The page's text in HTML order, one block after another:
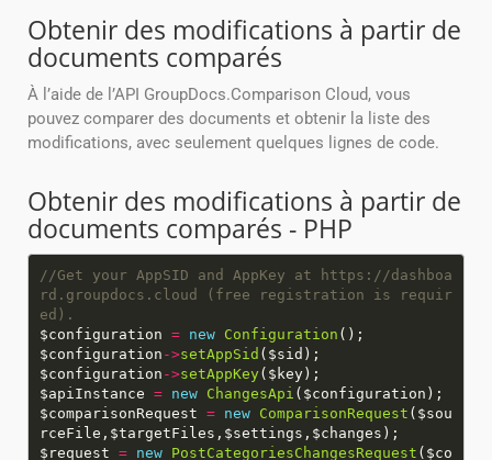
Obtenir des modifications à partir de
documents comparés
À l’aide de l’API GroupDocs.Comparison Cloud, vous
pouvez comparer des documents et obtenir la liste des
modifications, avec seulement quelques lignes de code.
Obtenir des modifications à partir de
documents comparés - PHP
//Get your AppSID and AppKey at https://dashboa
rd.groupdocs.cloud (free registration is requir
$configuration = new Configuration
$configuration ->setAppSid
$configuration ->setAppKey
$apiInstance = new ChangesApi
$comparisonRequest = new ComparisonRequest ($sou
$request = new PostCategoriesChangesRequest ($co